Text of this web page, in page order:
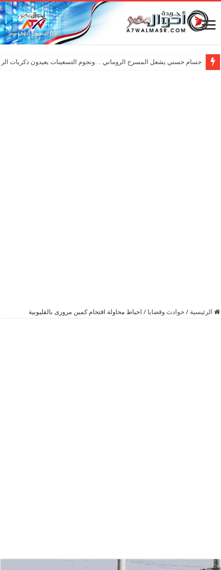
حسام حسني يشعل المسرح الروماني …ونجوم التسعينات يعيدون ذكريات
الرئيسية / حوادث وقضايا / احباط محاولة اقتحام كمين مرورى بالقليوبية